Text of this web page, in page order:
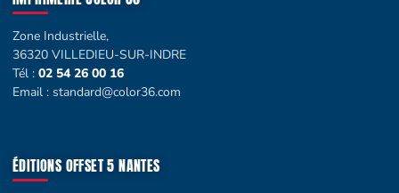
Zone Industrielle,
36320 VILLEDIEU-SUR-INDRE
Tél : 02 54 26 00 16
Email : standard@color36.com
ÉDITIONS OFFSET 5 NANTES